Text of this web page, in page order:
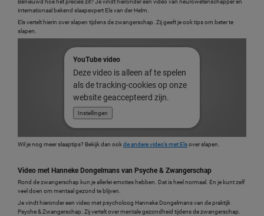
Benieuwd hoe het precies zit? Je vindt hieronder een video van neurowetenschapper en
internationaal bekend slaapexpert Els van der Helm.
Els vertelt hierin over slapen tijdens de zwangerschap. Zij geeft je ook tips om beter te
slapen.
YouTube video
Deze video is alleen af te spelen
als de tracking-cookies op onze
website geaccepteerd zijn.
Instellingen
Wil je nog meer slaaptips? Bekijk dan ookde andere video’s met Elsover slapen.
Video met Hanneke Dongelmans van Psyche & Zwangerschap
Rond de zwangerschap kun je allerlei emoties hebben. Dat is heel normaal. En je kunt zelf
veel doen om mentaal gezond te blijven.
Je vindt hieronder een video met psycholoog Hanneke Dongelmans van de praktijk
Psyche & Zwangerschap. Zij vertelt over mentale gezondheid tijdens de zwangerschap.